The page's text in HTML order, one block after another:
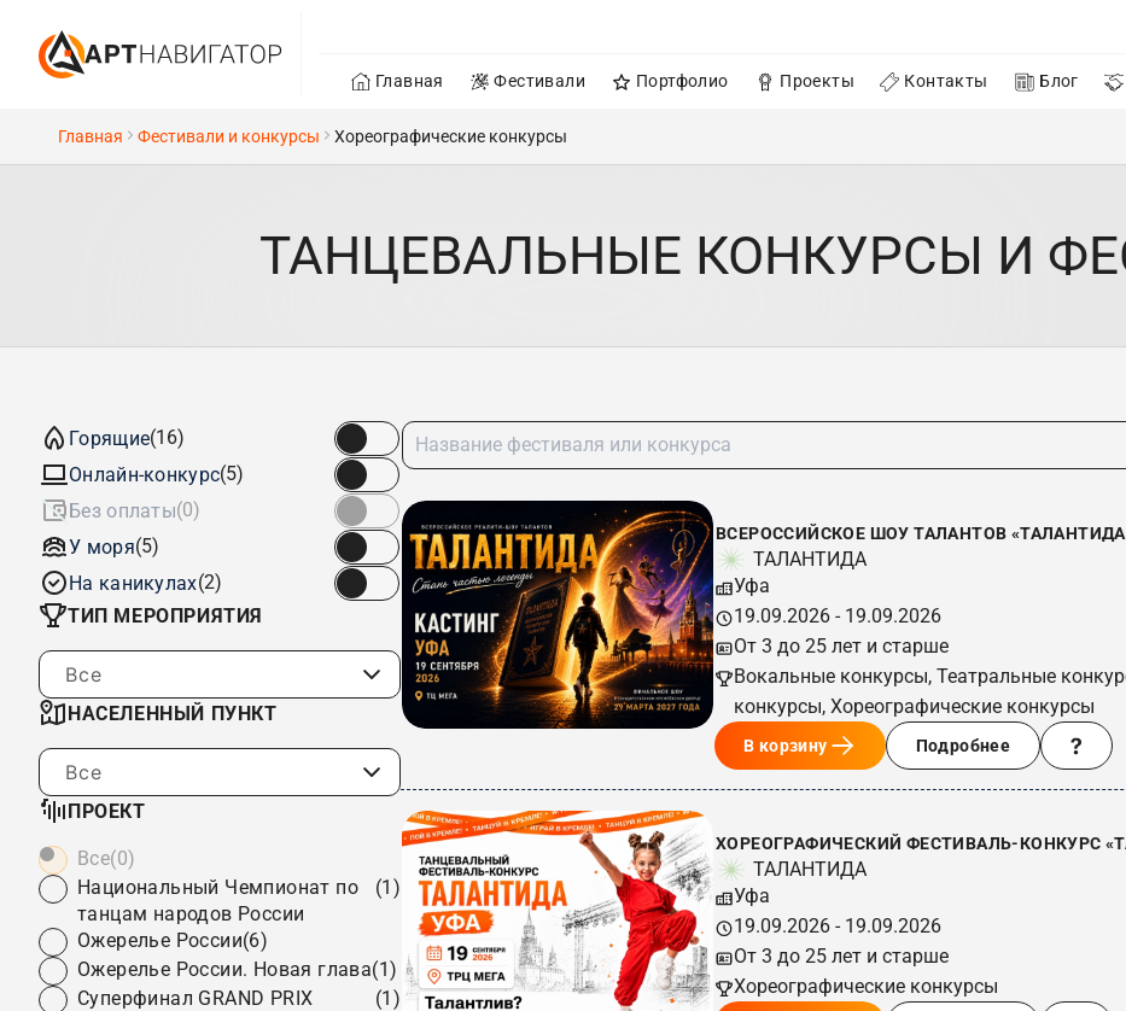
Главная Фестивали Портфолио Проекты Контакты Блог
Главная Фестивали и конкурсы Хореографические конкурсы
ТАНЦЕВАЛЬНЫЕ КОНКУРСЫ И
Горящие(16)
Онлайн-конкурс(5)
Без оплаты(0)
У моря(5)
На каникулах(2)
ТИП МЕРОПРИЯТИЯ
Все
НАСЕЛЕННЫЙ ПУНКТ
Все
ПРОЕКТ
Все(0)
Национальный Чемпионат по
танцам народов России
(1)
Ожерелье России(6)
Ожерелье России. Новая глава(1)
Суперфинал GRAND PRIX
(1)
ВСЕРОССИЙСКОЕ ШОУ ТАЛАНТОВ
ТАЛАНТИДА
Уфа
19.09.2026 - 19.09.2026
От 3 до 25 лет и старше
Вокальные конкурсы, Театральные
конкурсы, Хореографические конкурсы
В корзину Подробнее
ХОРЕОГРАФИЧЕСКИЙ ФЕСТИВАЛЬ-КОНКУРС
ТАЛАНТИДА
Уфа
19.09.2026 - 19.09.2026
От 3 до 25 лет и старше
Хореографические конкурсы